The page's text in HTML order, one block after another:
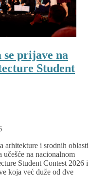
se prijave na
Student
arhitekture i srodnih oblasti
učešće na nacionalnom
Student Contest 2026 i
koja već duže od dve